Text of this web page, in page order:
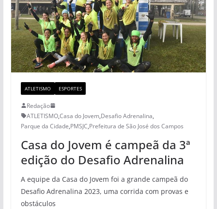
ATLETISMO ESPORTES
Redação
ATLETISMO,Casa do Jovem,Desafio Adrenalina,
Parque da Cidade,PMSJC,Prefeitura de São José dos Campos
Casa do Jovem é campeã da 3ª
edição do Desafio Adrenalina
A equipe da Casa do Jovem foi a grande campeã do
Desafio Adrenalina 2023, uma corrida com provas e
obstáculos